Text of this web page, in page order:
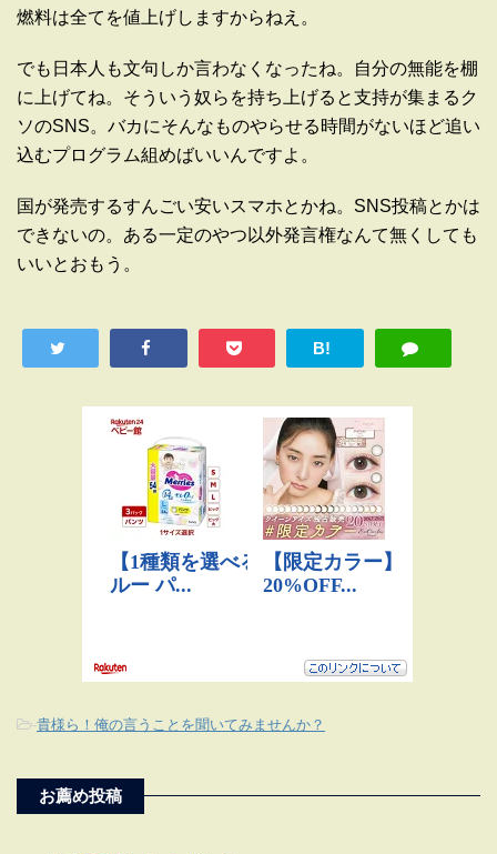
燃料は全てを値上げしますからねえ。
でも日本人も文句しか言わなくなったね。自分の無能を棚
に上げてね。そういう奴らを持ち上げると支持が集まるク
ソのSNS。バカにそんなものやらせる時間がないほど追い
込むプログラム組めばいいんですよ。
国が発売するすんごい安いスマホとかね。SNS投稿とかは
できないの。ある一定のやつ以外発言権なんて無くしても
いいとおもう。
B!
-貴様ら！俺の言うことを聞いてみませんか？
お薦め投稿